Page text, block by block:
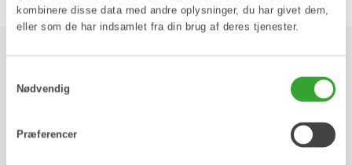
kombinere disse data med andre oplysninger, du har givet dem,
eller som de har indsamlet fra din brug af deres tjenester.
Nødvendig
Præferencer